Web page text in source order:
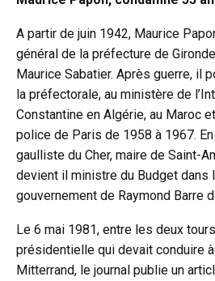
A partir de juin 1942, Maurice
général de la préfecture de
Maurice Sabatier. Après guerre, il
la préfectorale, au ministère de
Constantine en Algérie, au Maroc
police de Paris de 1958 à 1967.
gaulliste du Cher, maire de Saint-
devient il ministre du Budget dans
gouvernement de Raymond Barre
Le 6 mai 1981, entre les deux
présidentielle qui devait conduire
Mitterrand, le journal publie un